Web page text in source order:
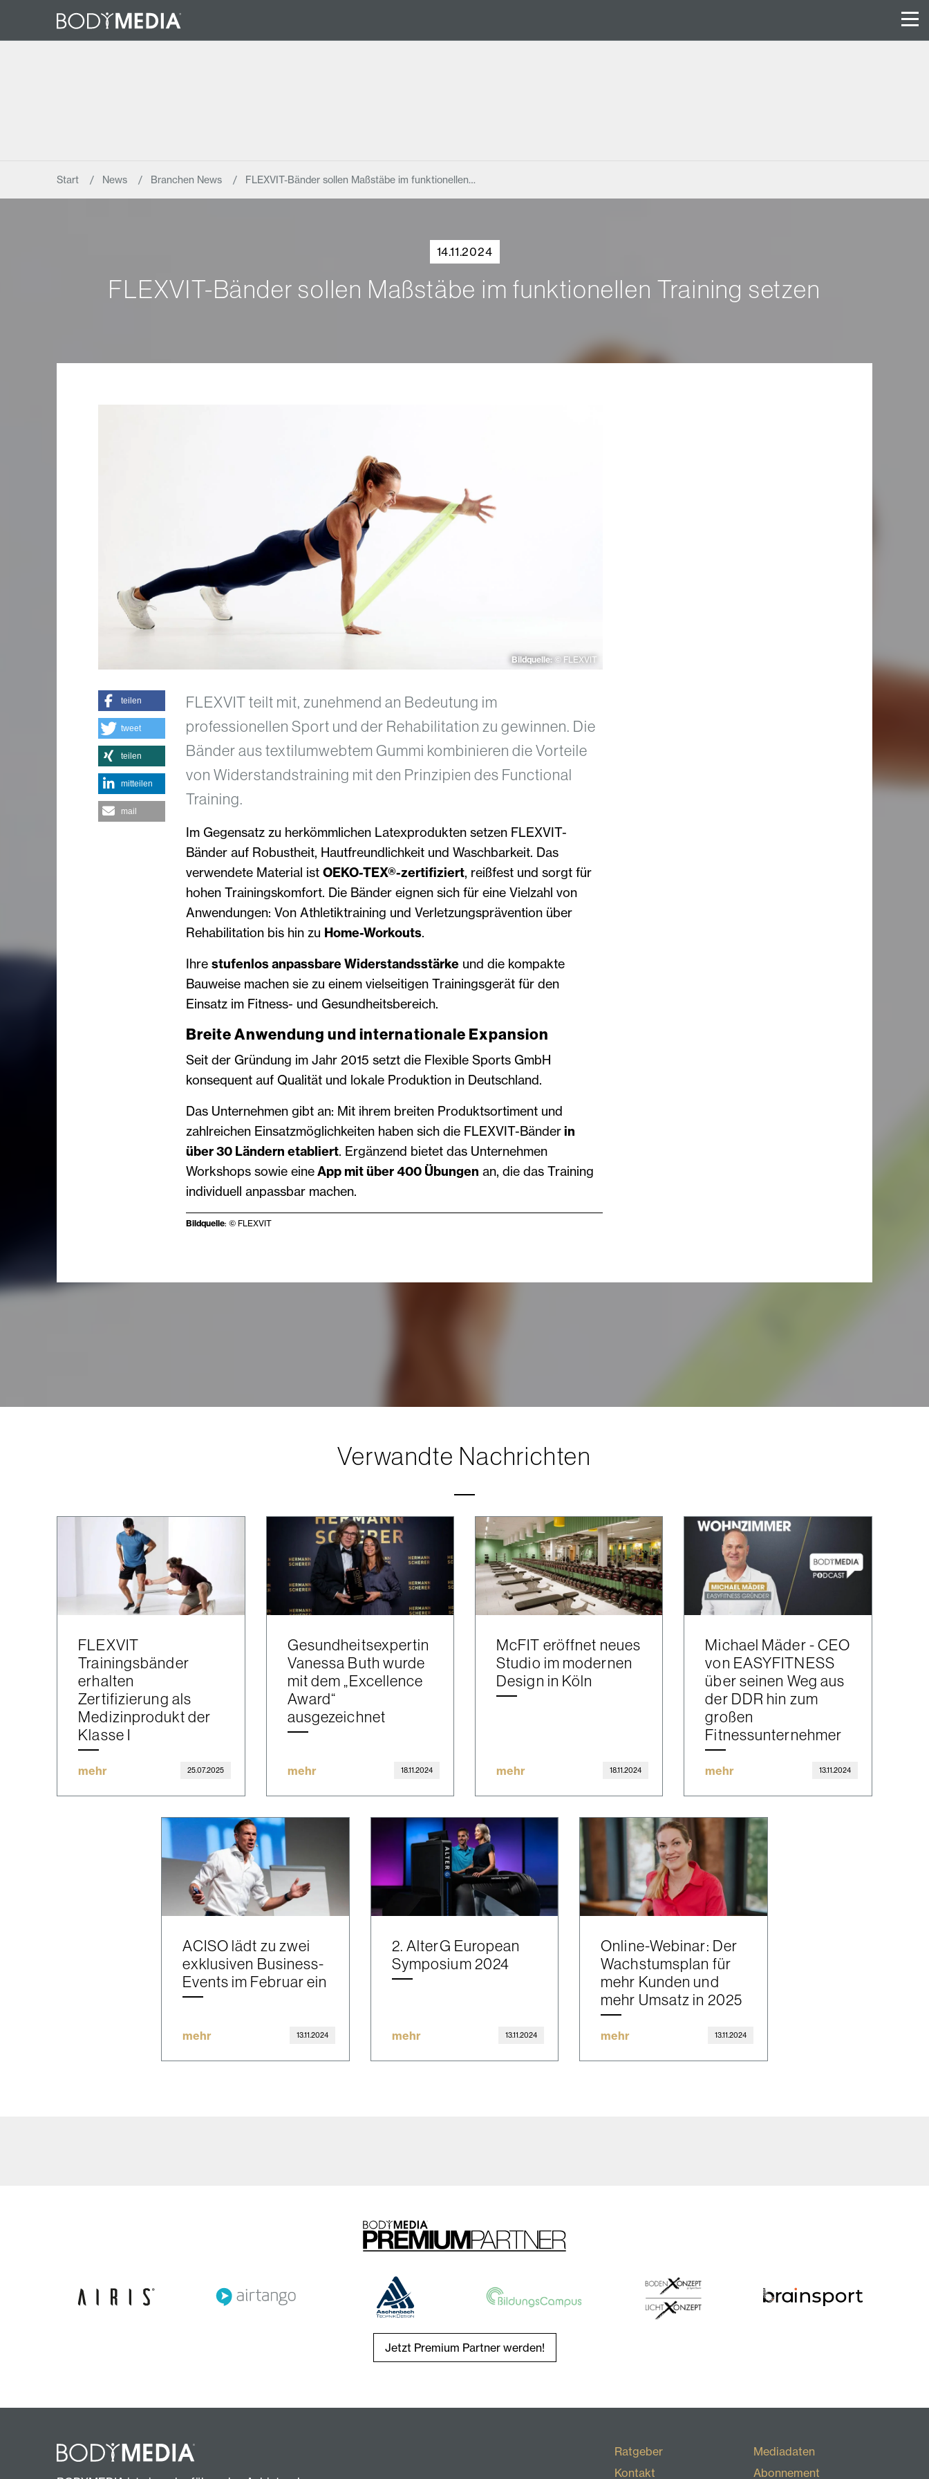
Start News Branchen News FLEXVIT-Bänder sollen Maßstäbe im funktionellen…
14.11.2024
FLEXVIT-Bänder sollen Maßstäbe im funktionellen Training setzen
Bildquelle: © FLEXVIT
FLEXVIT teilt mit, zunehmend an Bedeutung im
professionellen Sport und der Rehabilitation zu gewinnen. Die
Bänder aus textilumwebtem Gummi kombinieren die Vorteile
von Widerstandstraining mit den Prinzipien des Functional
Training.
Im Gegensatz zu herkömmlichen Latexprodukten setzen FLEXVIT-
Bänder auf Robustheit, Hautfreundlichkeit und Waschbarkeit. Das
verwendete Material ist OEKO-TEX®-zertifiziert, reißfest und sorgt für
hohen Trainingskomfort. Die Bänder eignen sich für eine Vielzahl von
Anwendungen: Von Athletiktraining und Verletzungsprävention über
Rehabilitation bis hin zu Home-Workouts.
Ihre stufenlos anpassbare Widerstandsstärkeund die kompakte
Bauweise machen sie zu einem vielseitigen Trainingsgerät für den
Einsatz im Fitness- und Gesundheitsbereich.
Breite Anwendung und internationale Expansion
Seit der Gründung im Jahr 2015 setzt die Flexible Sports GmbH
konsequent auf Qualität und lokale Produktion in Deutschland.
Das Unternehmen gibt an: Mit ihrem breiten Produktsortiment und
zahlreichen Einsatzmöglichkeiten haben sich die FLEXVIT-Bänderin
über 30 Ländern etabliert. Ergänzend bietet das Unternehmen
Workshops sowie eineApp mit über 400 Übungen an, die das Training
individuell anpassbar machen.
Bildquelle: © FLEXVIT
teilen
tweet
teilen
mitteilen
mail
Verwandte Nachrichten
FLEXVIT
Trainingsbänder
erhalten
Zertifizierung als
Medizinprodukt der
Klasse I
mehr 25.07.2025
Gesundheitsexpertin
Vanessa Buth wurde
mit dem „Excellence
Award“
ausgezeichnet
mehr 18.11.2024
McFIT eröffnet neues
Studio im modernen
Design in Köln
mehr 18.11.2024
Michael Mäder - CEO
von EASYFITNESS
über seinen Weg aus
der DDR hin zum
großen
Fitnessunternehmer
mehr 13.11.2024
ACISO lädt zu zwei
exklusiven Business-
Events im Februar ein
mehr 13.11.2024
2. AlterG European
Symposium 2024
mehr 13.11.2024
Online-Webinar: Der
Wachstumsplan für
mehr Kunden und
mehr Umsatz in 2025
mehr 13.11.2024
Jetzt Premium Partner werden!
Ratgeber
Kontakt
Mediadaten
Abonnement